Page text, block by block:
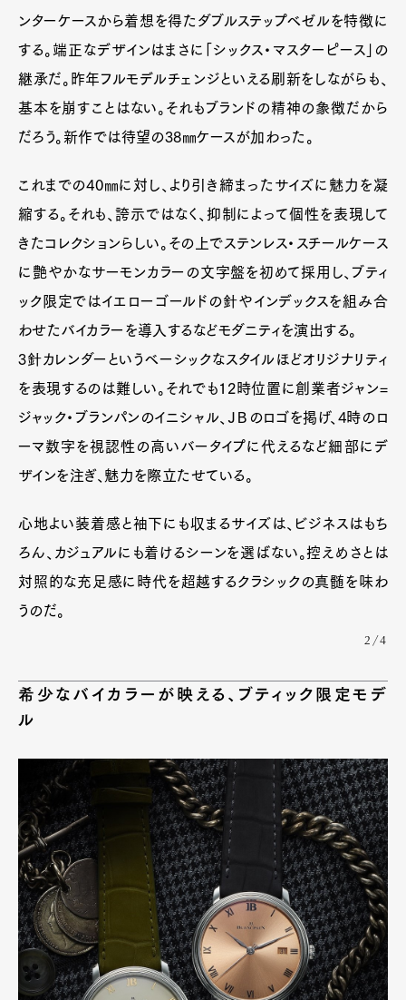
Product Culture Lifestyle
Pen Membership
Magazine
Official Columnist
About
Contact
Pen Meet
Pen international Pen tw
ンターケースから着想を得たダブルステップベゼルを特徴に
する。端正なデザインはまさに「シックス・マスターピース」の
継承だ。昨年フルモデルチェンジといえる刷新をしながらも、
基本を崩すことはない。それもブランドの精神の象徴だから
だろう。新作では待望の38㎜ケースが加わった。
これまでの40㎜に対し、より引き締まったサイズに魅力を凝
縮する。それも、誇示ではなく、抑制によって個性を表現して
きたコレクションらしい。その上でステンレス・スチールケース
に艶やかなサーモンカラーの文字盤を初めて採用し、ブティ
ック限定ではイエローゴールドの針やインデックスを組み合
わせたバイカラーを導入するなどモダニティを演出する。
3針カレンダーというベーシックなスタイルほどオリジナリティ
を表現するのは難しい。それでも12時位置に創業者ジャン=
ジャック・ブランパンのイニシャル、ＪＢのロゴを掲げ、4時のロ
ーマ数字を視認性の高いバータイプに代えるなど細部にデ
ザインを注ぎ、魅力を際立たせている。
心地よい装着感と袖下にも収まるサイズは、ビジネスはもち
ろん、カジュアルにも着けるシーンを選ばない。控えめさとは
対照的な充足感に時代を超越するクラシックの真髄を味わ
うのだ。
2/4
希少なバイカラーが映える、ブティック限定モデ
ル